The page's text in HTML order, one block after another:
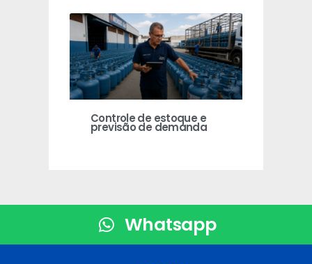
Controle de estoque e
previsão de demanda
Whatsapp